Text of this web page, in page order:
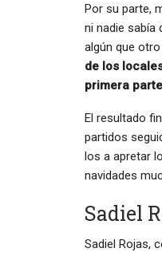
Por su parte,
ni nadie sabía
algún que
de los
primera
El resultado
partidos
los a apretar
navidades
Sadiel
Sadiel Rojas,